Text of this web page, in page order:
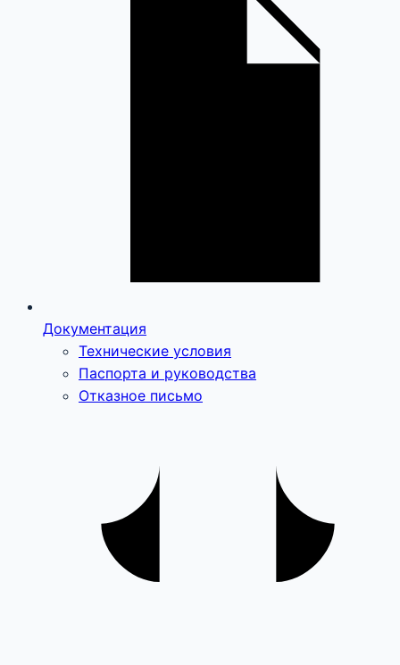
Документация
Технические условия
Паспорта и руководства
Отказное письмо